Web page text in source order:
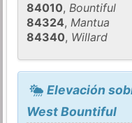
84010,Bountiful
84324,Mantua
84340, Willard
Elevación
West Bountiful